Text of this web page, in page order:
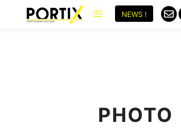
NEWS !
PHOTO